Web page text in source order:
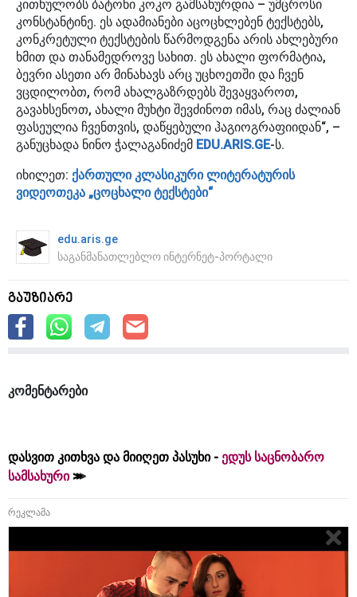
კითხულობს ბატონი კოკო გამსახურდია – უმცროსი
კონსტანტინე. ეს ადამიანები აცოცხლებენ ტექსტებს,
კონკრეტული ტექსტების წარმოდგენა არის ახლებური
ხმით და თანამედროვე სახით. ეს ახალი ფორმატია,
ბევრი ასეთი არ მინახავს არც უცხოეთში და ჩვენ
ვცდილობთ, რომ ახალგაზრდებს შევაყვაროთ,
გავახსენოთ, ახალი მუხტი შევძინოთ იმას, რაც ძალიან
ფასეულია ჩვენთვის, დაწყებული ჰაგიოგრაფიიდან“, –
განუცხადა ნინო ჭალაგანიძემ EDU.ARIS.GE-ს.
იხილეთ: ქართული კლასიკური ლიტერატურის
ვიდეოთეკა „ცოცხალი ტექსტები“
edu.aris.ge
საგანმანათლებლო ინტერნეტ-პორტალი
გაუზიარე
კომენტარები
დასვით კითხვა და მიიღეთ პასუხი - ედუს საცნობარო
სამსახური
რეკლამა